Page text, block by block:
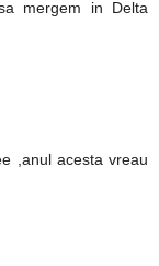
mergem in Delta
,anul acesta vreau